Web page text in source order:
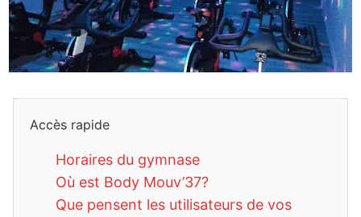
Accès rapide
Horaires du gymnase
Où est Body Mouv’37?
Que pensent les utilisateurs de vos